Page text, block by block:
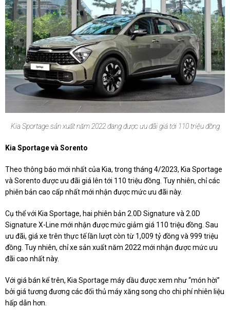
Kia Sportage sản xuất năm 2022 đang được ưu đãi giá tới 110 triệu đồng
Kia Sportage và Sorento
Theo thông báo mới nhất của Kia, trong tháng 4/2023, Kia Sportage
và Sorento được ưu đãi giá lên tới 110 triệu đồng. Tuy nhiên, chỉ các
phiên bản cao cấp nhất mới nhận được mức ưu đãi này.
Cụ thể với Kia Sportage, hai phiên bản 2.0D Signature và 2.0D
Signature X-Line mới nhận được mức giảm giá 110 triệu đồng. Sau
ưu đãi, giá xe trên thực tế lần lượt còn từ 1,009 tỷ đồng và 999 triệu
đồng. Tuy nhiên, chỉ xe sản xuất năm 2022 mới nhận được mức ưu
đãi cao nhất này.
Với giá bán kể trên, Kia Sportage máy dầu được xem như “món hời”
bởi giá tương đương các đối thủ máy xăng song cho chi phí nhiên liệu
hấp dẫn hơn.